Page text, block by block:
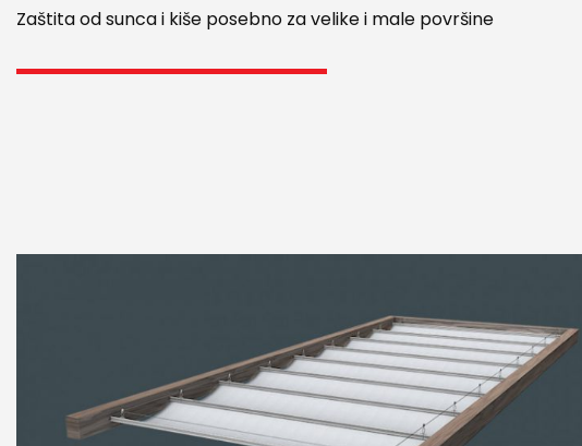
Zaštita od sunca i kiše posebno za velike i male površine